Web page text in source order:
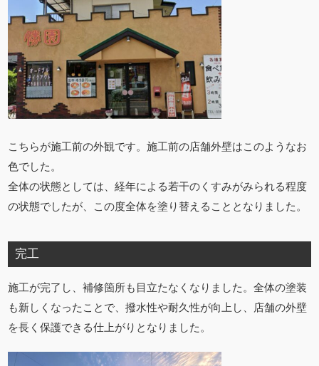
こちらが施工前の外観です。施工前の店舗外壁はこのようなお
色でした。
全体の状態としては、経年による若干のくすみがみられる程度
の状態でしたが、この度全体を塗り替えることとなりました。
完工
施工が完了し、補修箇所も目立たなくなりました。全体の塗装
も新しくなったことで、撥水性や耐久性が向上し、店舗の外壁
を長く保護できる仕上がりとなりました。